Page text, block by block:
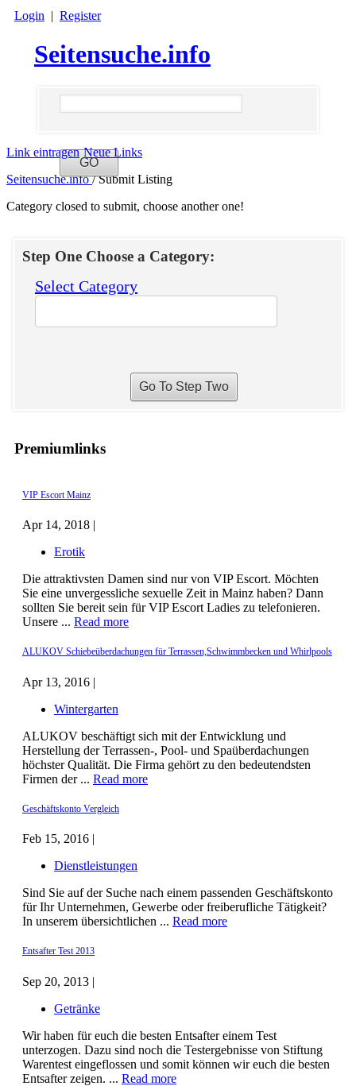
Login | Register
Seitensuche.info
Link eintragen Neue Links
Seitensuche.info/ Submit Listing
Category closed to submit, choose another one!
Premiumlinks
VIP Escort Mainz
Apr 14, 2018 |
Erotik
Die attraktivsten Damen sind nur von VIP Escort. Möchten
Sie eine unvergessliche sexuelle Zeit in Mainz haben? Dann
sollten Sie bereit sein für VIP Escort Ladies zu telefonieren.
Unsere ... Read more
ALUKOV Schiebeüberdachungen für Terrassen,Schwimmbecken und Whirlpools
Apr 13, 2016 |
Wintergarten
ALUKOV beschäftigt sich mit der Entwicklung und
Herstellung der Terrassen-, Pool- und Spaüberdachungen
höchster Qualität. Die Firma gehört zu den bedeutendsten
Firmen der ... Read more
Geschäftskonto Vergleich
Feb 15, 2016 |
Dienstleistungen
Sind Sie auf der Suche nach einem passenden Geschäftskonto
für Ihr Unternehmen, Gewerbe oder freiberufliche Tätigkeit?
In unserem übersichtlichen ... Read more
Entsafter Test 2013
Sep 20, 2013 |
Getränke
Wir haben für euch die besten Entsafter einem Test
unterzogen. Dazu sind noch die Testergebnisse von Stiftung
Warentest eingeflossen und somit können wir euch die besten
Entsafter zeigen. ... Read more
Step One Choose a Category:
Select Category